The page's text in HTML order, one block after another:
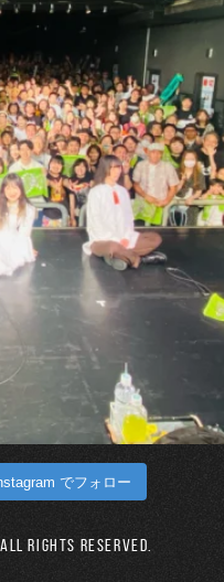
でフォロー
All Rights Reserved.